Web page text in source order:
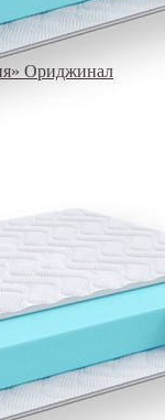
Ориджинал